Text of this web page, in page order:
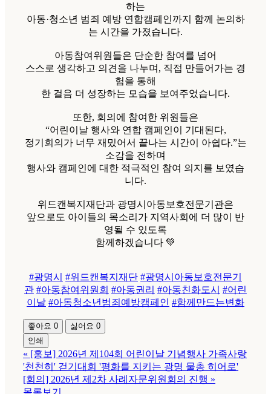
하는
아동·청소년 범죄 예방 연합캠페인까지 함께 논의하
는 시간을 가졌습니다.
아동참여위원들은 단순한 참여를 넘어
스스로 생각하고 의견을 나누며, 직접 만들어가는 경
험을 통해
한 걸음 더 성장하는 모습을 보여주었습니다.
또한, 회의에 참여한 위원들은
“어린이날 행사와 연합 캠페인이 기대된다,
정기회의가 너무 재밌어서 끝나는 시간이 아쉽다.”는
소감을 전하며
행사와 캠페인에 대한 적극적인 참여 의지를 보였습
니다.
위드캔복지재단과 광명시아동보호전문기관은
앞으로도 아이들의 목소리가 지역사회에 더 많이 반
영될 수 있도록
함께하겠습니다 💚
#광명시 #위드캔복지재단 #광명시아동보호전문기
관 #아동참여위원회 #아동권리 #아동친화도시 #어린
이날 #아동청소년범죄예방캠페인 #함께만드는변화
좋아요 0 싫어요 0
인쇄
« [홍보] 2026년 제104회 어린이날 기념행사 가족사랑
'천천히' 걷기대회 '평화를 지키는 광명 물총 히어로'
[회의] 2026년 제2차 사례자문위원회의 진행 »